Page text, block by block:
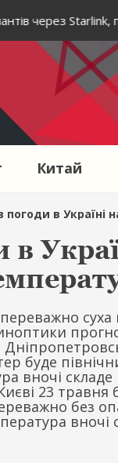
через Starlink,
Китай
погоди в Україні
переважно
буде
вночі складе
23
без
вночі